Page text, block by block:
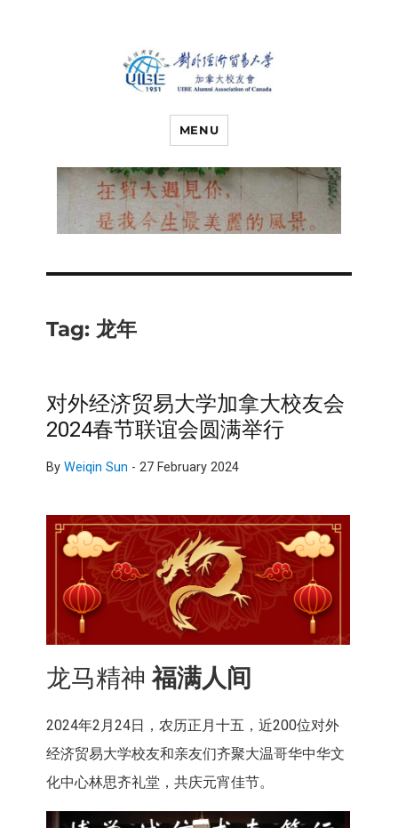
对外经济贸易
大学加拿大校
友会
MENU
Tag: 龙年
对外经济贸易大学加拿大校友会
2024春节联谊会圆满举行
By Weiqin Sun - 27 February 2024
龙马精神福满人间
2024年2月24日，农历正月十五，近200位对外
经济贸易大学校友和亲友们齐聚大温哥华中华文
化中心林思齐礼堂，共庆元宵佳节。